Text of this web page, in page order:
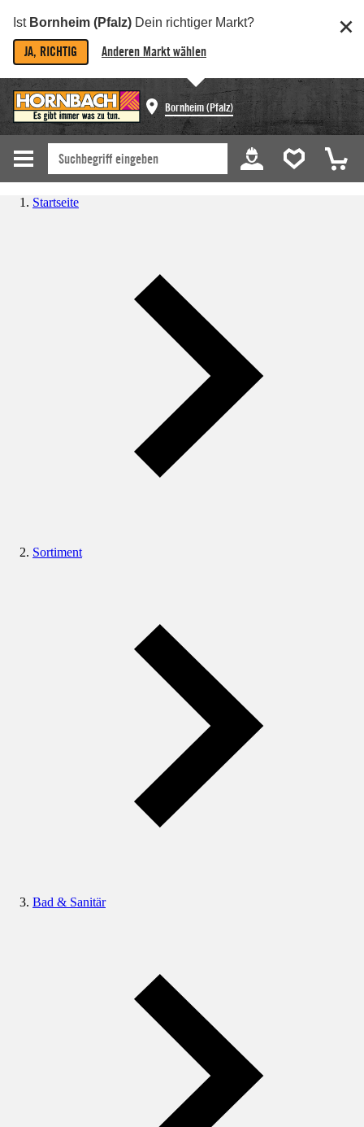
Ist Bornheim (Pfalz) Dein richtiger Markt?
JA, RICHTIG Anderen Markt wählen
Bornheim (Pfalz)
Startseite
Sortiment
Bad & Sanitär